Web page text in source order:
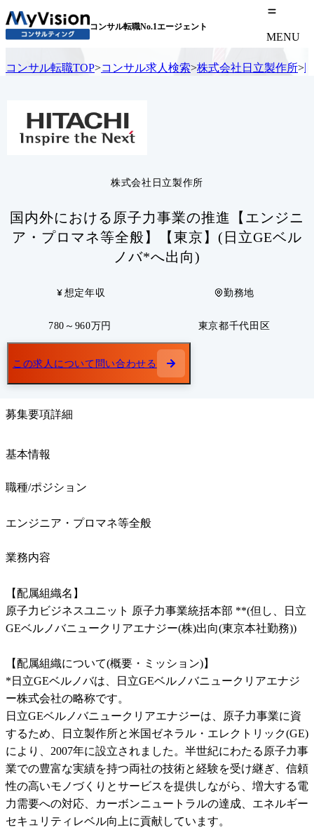
コンサル転職No.1エージェント
MENU
コンサル転職TOP>コンサル求人検索>株式会社日立製作所>
株式会社日立製作所
国内外における原子力事業の推進【エンジニ
ア・プロマネ等全般】【東京】(日立GEベル
ノバ*へ出向)
想定年収
780～960万円
勤務地
東京都千代田区
この求人について問い合わせる
募集要項詳細
基本情報
職種/ポジション
エンジニア・プロマネ等全般
業務内容
【配属組織名】
原子力ビジネスユニット 原子力事業統括本部 **(但し、日立
GEベルノバニュークリアエナジー(株)出向(東京本社勤務))
【配属組織について(概要・ミッション)】
*日立GEベルノバは、日立GEベルノバニュークリアエナジ
ー株式会社の略称です。
日立GEベルノバニュークリアエナジーは、原子力事業に資
するため、日立製作所と米国ゼネラル・エレクトリック(GE)
により、2007年に設立されました。半世紀にわたる原子力事
業での豊富な実績を持つ両社の技術と経験を受け継ぎ、信頼
性の高いモノづくりとサービスを提供しながら、増大する電
力需要への対応、カーボンニュートラルの達成、エネルギー
セキュリティレベル向上に貢献しています。